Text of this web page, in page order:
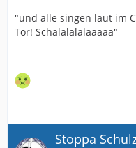
"und alle singen laut im
Tor! Schalalalalaaaaa"
Stoppa